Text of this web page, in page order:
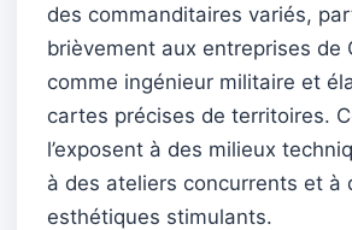
des commanditaires variés,
brièvement aux entreprises de
comme ingénieur militaire et
cartes précises de territoires.
l’exposent à des milieux
à des ateliers concurrents et à
esthétiques stimulants.